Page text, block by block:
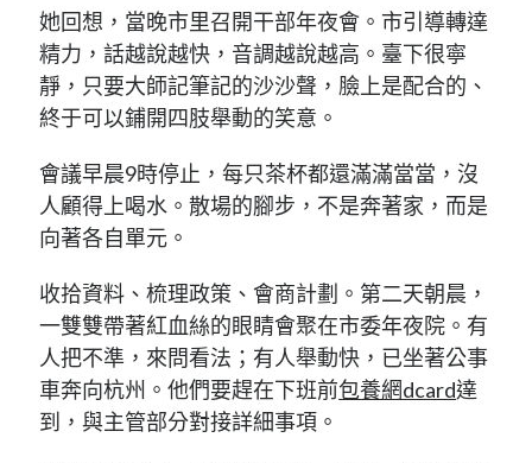
她回想，當晚市里召開干部年夜會。市引導轉達
精力，話越說越快，音調越說越高。臺下很寧
靜，只要大師記筆記的沙沙聲，臉上是配合的、
終于可以鋪開四肢舉動的笑意。
會議早晨9時停止，每只茶杯都還滿滿當當，沒
人顧得上喝水。散場的腳步，不是奔著家，而是
向著各自單元。
收拾資料、梳理政策、會商計劃。第二天朝晨，
一雙雙帶著紅血絲的眼睛會聚在市委年夜院。有
人把不準，來問看法；有人舉動快，已坐著公事
車奔向杭州。他們要趕在下班前包養網dcard達
到，與主管部分對接詳細事項。